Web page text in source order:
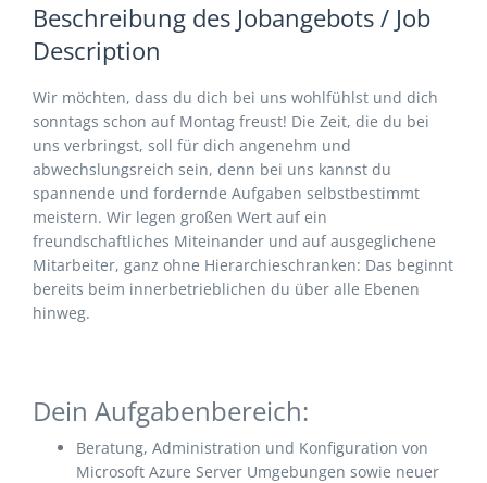
Beschreibung des Jobangebots / Job
Description
Wir möchten, dass du dich bei uns wohlfühlst und dich
sonntags schon auf Montag freust! Die Zeit, die du bei
uns verbringst, soll für dich angenehm und
abwechslungsreich sein, denn bei uns kannst du
spannende und fordernde Aufgaben selbstbestimmt
meistern. Wir legen großen Wert auf ein
freundschaftliches Miteinander und auf ausgeglichene
Mitarbeiter, ganz ohne Hierarchieschranken: Das beginnt
bereits beim innerbetrieblichen du über alle Ebenen
hinweg.
Dein Aufgabenbereich:
Beratung, Administration und Konfiguration von
Microsoft Azure Server Umgebungen sowie neuer